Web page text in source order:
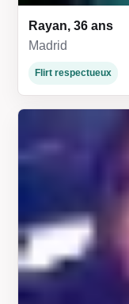
Rayan, 36 ans
Madrid
Flirt respectueux